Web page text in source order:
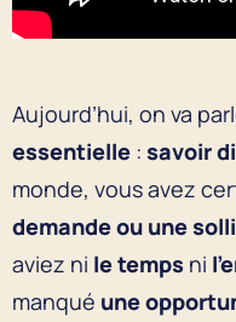
Aujourd’hui, on va
essentielle : savoir
monde, vous avez
demande ou une
aviez ni le temps ni
manqué une